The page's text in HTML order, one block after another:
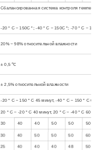
Сбалансированная система контроля
-20 ° C ~ 150C °; -40 ° C ~ 150C °; -70 ° C ~ 150C °
20% ~ 98% относительной влажности
± 0,5 ℃
± 2,5% относительной влажности
-20 ° C ~ 150 ° C 45 минут, -40 ° C ~ 150 ° C 60
20 ° C ~ -20 ° C 40 минут, 20 ° C ~ -40 ° C 60
30 40 40 50 50 50
30 40 50 50 50 60
25 40 40 40 48 50